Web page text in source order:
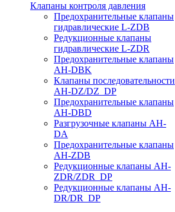
Клапаны контроля давления
Предохранительные клапаны
гидравлические L-ZDB
Редукционные клапаны
гидравлические L-ZDR
Предохранительные клапаны
AH-DBK
Клапаны последовательности
AH-DZ/DZ_DP
Предохранительные клапаны
AH-DBD
Разгрузочные клапаны AH-
DA
Предохранительные клапаны
AH-ZDB
Редукционные клапаны AH-
ZDR/ZDR_DP
Редукционные клапаны AH-
DR/DR_DP